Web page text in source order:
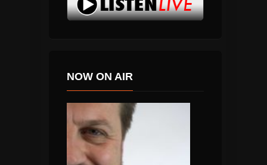
NOW ON AIR